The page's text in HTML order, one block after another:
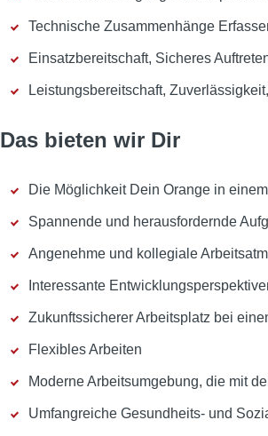
Technische Zusammenhänge
Einsatzbereitschaft, Sicheres
Leistungsbereitschaft,
Das bieten wir Dir
Die Möglichkeit Dein Orange in
Spannende und herausfordernde
Angenehme und kollegiale
Interessante
Zukunftssicherer Arbeitsplatz bei
Flexibles Arbeiten
Moderne Arbeitsumgebung, die mit
Umfangreiche Gesundheits- und